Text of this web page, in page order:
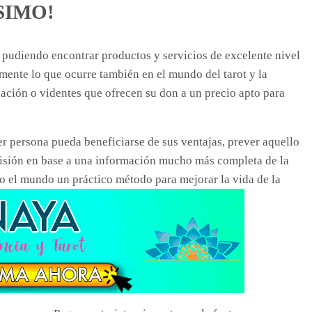
encontrar productos y servicios de excelente nivel
lo que ocurre también en el mundo del tarot y la
o videntes que ofrecen su don a un precio apto para
persona pueda beneficiarse de sus ventajas, prever aquello
en base a una información mucho más completa de la
el mundo un práctico método para mejorar la vida de la